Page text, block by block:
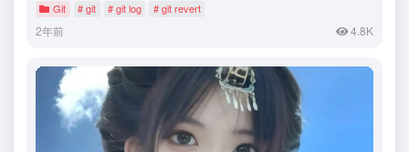
Git # git # git log # git revert
2年前 4.8K